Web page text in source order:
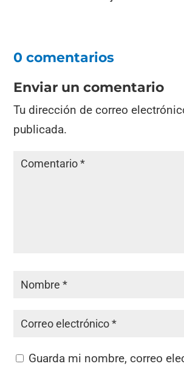
0 comentarios
Enviar un comentario
Tu dirección de correo
publicada.
Guarda mi nombre, correo